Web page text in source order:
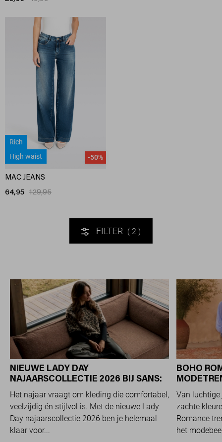
Rich
High waist
-50%
MAC JEANS
64,95 129,95
FILTER 2
NIEUWE LADY DAY
NAJAARSCOLLECTIE 2026 BIJ SANS:
STIJL EN COMFORT IN
TRAVELKWALITEIT
Het najaar vraagt om kleding die comfortabel,
veelzijdig én stijlvol is. Met de nieuwe Lady
Day najaarscollectie 2026 ben je helemaal
klaar voor...
BOHO
OVERAL
Van luchtige
zachte
Romance
het